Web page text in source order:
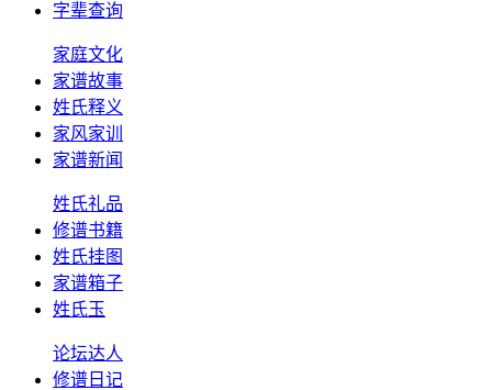
字辈查询
家庭文化
家谱故事
姓氏释义
家风家训
家谱新闻
姓氏礼品
修谱书籍
姓氏挂图
家谱箱子
姓氏玉
论坛达人
修谱日记